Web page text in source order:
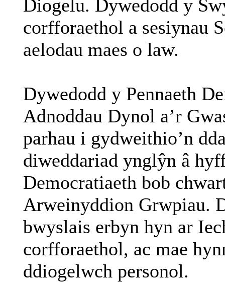
Diogelu. Dywedodd y
corfforaethol a sesiynau
aelodau maes o law.
Dywedodd y Pennaeth
Adnoddau Dynol a’r
parhau i gydweithio’n
diweddariad ynglŷn â
Democratiaeth bob
Arweinyddion Grwpiau.
bwyslais erbyn hyn ar
corfforaethol, ac mae
ddiogelwch personol.